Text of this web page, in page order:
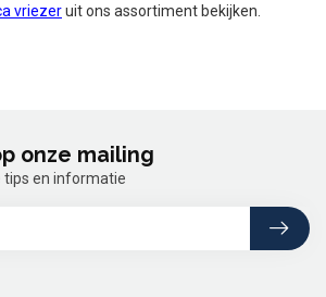
vriezeruit ons assortiment bekijken.
onze mailing
tips en informatie